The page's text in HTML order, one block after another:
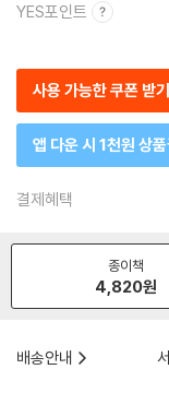
YES포인트
사용 가능한 쿠폰 받기
앱 다운 시 1천원 상
결제혜택
종이책
4,820원
배송안내